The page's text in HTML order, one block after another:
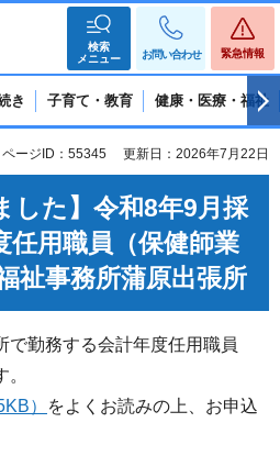
検索
メニュー
お問い合わせ 緊急情報
き 子育て・教育 健康・医療・福祉
ページID：55345 更新日：2026年7月22日
した】令和8年9月採
任用職員（保健師業
祉事務所蒲原出張所
で勤務する会計年度任用職員
）
をよくお読みの上、お申込